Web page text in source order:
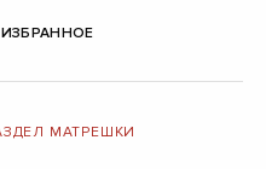
МАТРЕШКИ